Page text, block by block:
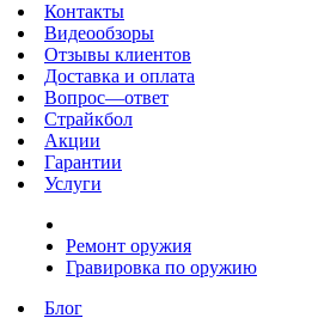
Контакты
Видеообзоры
Отзывы клиентов
Доставка и оплата
Вопрос—ответ
Страйкбол
Акции
Гарантии
Услуги
Ремонт оружия
Гравировка по оружию
Блог